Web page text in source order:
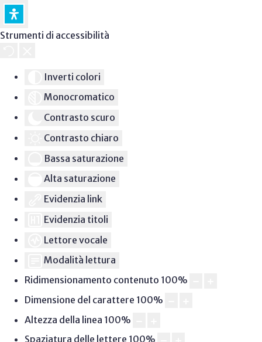
Strumenti di accessibilità
Inverti colori
Monocromatico
Contrasto scuro
Contrasto chiaro
Bassa saturazione
Alta saturazione
Evidenzia link
Evidenzia titoli
Lettore vocale
Modalità lettura
Ridimensionamento contenuto 100%
Dimensione del carattere 100%
Altezza della linea 100%
Spaziatura delle lettere 100%